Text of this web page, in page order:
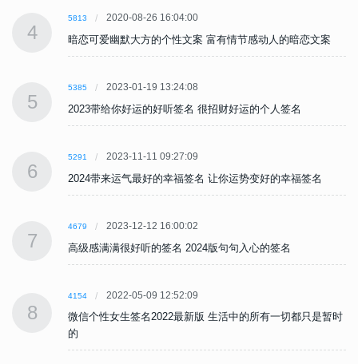
4
5813 2020-08-26 16:04:00
暗恋可爱幽默大方的个性文案 富有情节感动人的暗恋文案
5
5385 2023-01-19 13:24:08
2023带给你好运的好听签名 很招财好运的个人签名
6
5291 2023-11-11 09:27:09
2024带来运气最好的幸福签名 让你运势变好的幸福签名
7
4679 2023-12-12 16:00:02
高级感满满很好听的签名 2024版句句入心的签名
8
4154 2022-05-09 12:52:09
微信个性女生签名2022最新版 生活中的所有一切都只是暂时
的